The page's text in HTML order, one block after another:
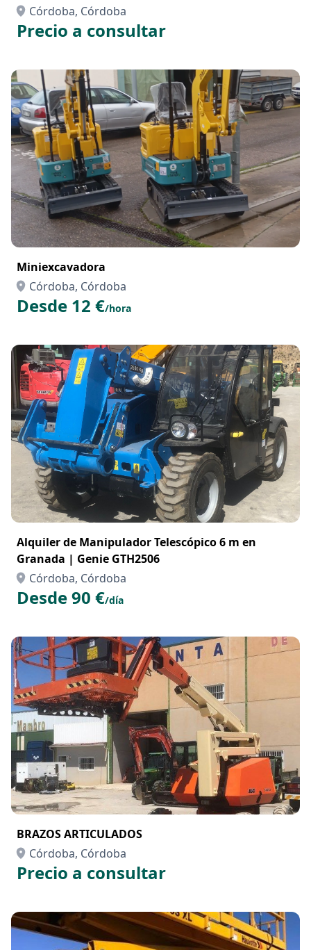
Córdoba, Córdoba
Precio a consultar
Miniexcavadora
Córdoba, Córdoba
Desde 12 €/hora
Alquiler de Manipulador Telescópico 6 m en
Granada | Genie GTH2506
Córdoba, Córdoba
Desde 90 €/día
BRAZOS ARTICULADOS
Córdoba, Córdoba
Precio a consultar